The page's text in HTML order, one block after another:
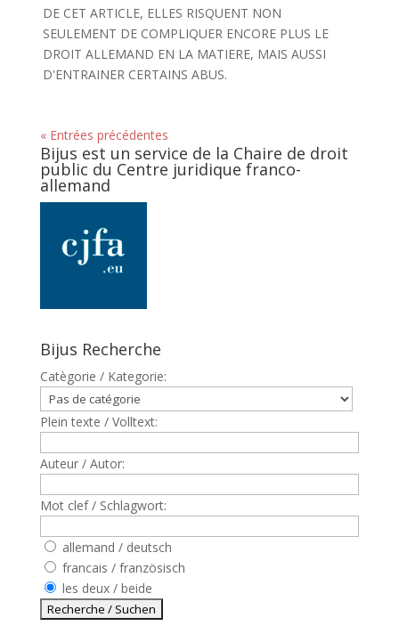
DE CET ARTICLE, ELLES RISQUENT NON
SEULEMENT DE COMPLIQUER ENCORE PLUS LE
DROIT ALLEMAND EN LA MATIERE, MAIS AUSSI
D'ENTRAINER CERTAINS ABUS.
« Entrées précédentes
Bijus est un service de la Chaire de droit
public du Centre juridique franco-
allemand
Bijus Recherche
Catègorie / Kategorie:
Plein texte / Volltext:
Auteur / Autor:
Mot clef / Schlagwort:
allemand / deutsch
francais / französisch
les deux / beide